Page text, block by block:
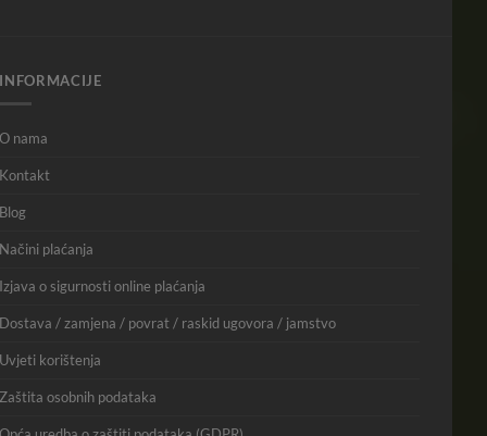
INFORMACIJE
O nama
Kontakt
Blog
Načini plaćanja
Izjava o sigurnosti online plaćanja
Dostava / zamjena / povrat / raskid ugovora / jamstvo
Uvjeti korištenja
Zaštita osobnih podataka